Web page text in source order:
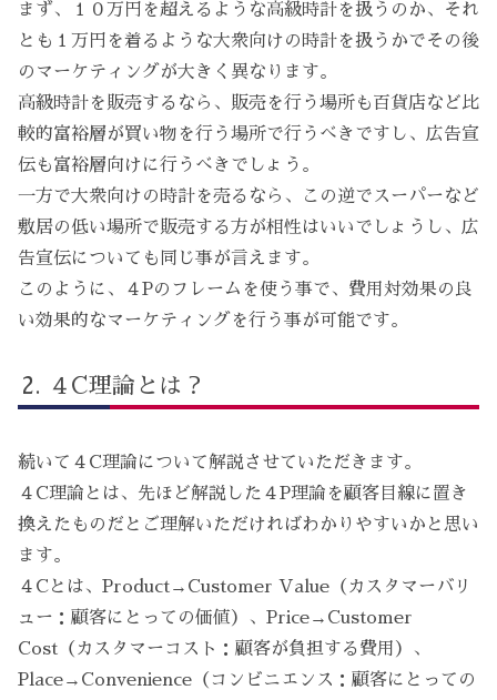
まず、１０万円を超えるような高級時計を扱うのか、それ
とも１万円を着るような大衆向けの時計を扱うかでその後
のマーケティングが大きく異なります。
高級時計を販売するなら、販売を行う場所も百貨店など比
較的富裕層が買い物を行う場所で行うべきですし、広告宣
伝も富裕層向けに行うべきでしょう。
一方で大衆向けの時計を売るなら、この逆でスーパーなど
敷居の低い場所で販売する方が相性はいいでしょうし、広
告宣伝についても同じ事が言えます。
このように、４Pのフレームを使う事で、費用対効果の良
い効果的なマーケティングを行う事が可能です。
４C理論とは？
続いて４C理論について解説させていただきます。
４C理論とは、先ほど解説した４P理論を顧客目線に置き
換えたものだとご理解いただければわかりやすいかと思い
ます。
４Cとは、Product→Customer Value（カスタマーバリ
ュー：顧客にとっての価値）、Price→Customer
Cost（カスタマーコスト：顧客が負担する費用）、
Place→Convenience（コンビニエンス：顧客にとっての